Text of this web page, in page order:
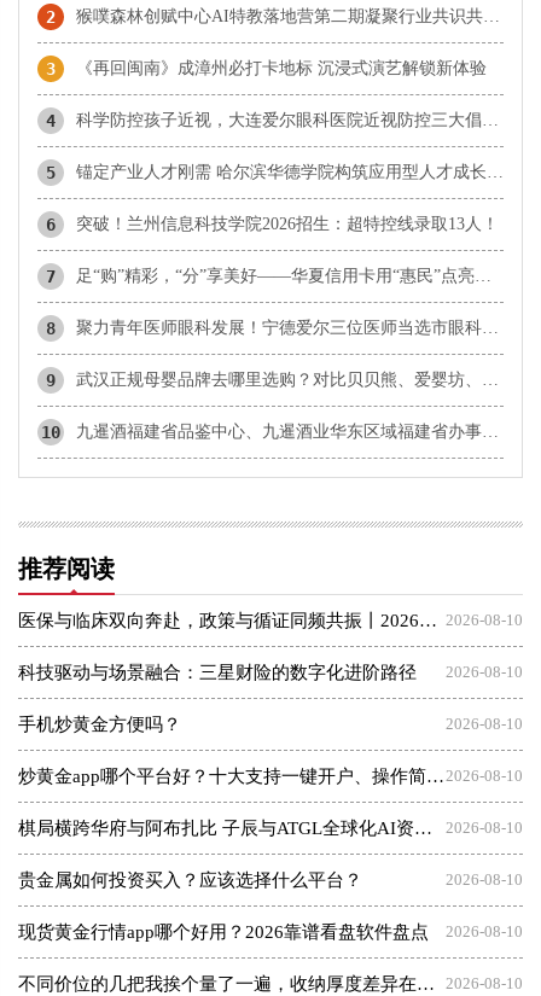
2 猴噗森林创赋中心AI特教落地营第二期凝聚行业共识共建质量新标杆
3 《再回闽南》成漳州必打卡地标 沉浸式演艺解锁新体验
4 科学防控孩子近视，大连爱尔眼科医院近视防控三大倡议发布会
5 锚定产业人才刚需 哈尔滨华德学院构筑应用型人才成长高地
6 突破！兰州信息科技学院2026招生：超特控线录取13人！
7 足“购”精彩，“分”享美好——华夏信用卡用“惠民”点亮夏日消费
8 ​聚力青年医师眼科发展！宁德爱尔三位医师当选市眼科青年学组成员
9 武汉正规母婴品牌去哪里选购？对比贝贝熊、爱婴坊、乐婴等本地品牌与孩子王
10 九暹酒福建省品鉴中心、九暹酒业华东区域福建省办事处：御隆艺术馆
推荐阅读
2026-08-10
医保与临床双向奔赴，政策与循证同频共振丨2026医保新政策下医疗与医保高质量发展交流会圆满落幕，谱写三医协同新篇章
2026-08-10
科技驱动与场景融合：三星财险的数字化进阶路径
2026-08-10
手机炒黄金方便吗？
2026-08-10
炒黄金app哪个平台好？十大支持一键开户、操作简单的交易软件
2026-08-10
​棋局横跨华府与阿布扎比 子辰与ATGL全球化AI资本突围战
2026-08-10
贵金属如何投资买入？应该选择什么平台？
2026-08-10
现货黄金行情app哪个好用？2026靠谱看盘软件盘点
2026-08-10
不同价位的几把我挨个量了一遍，收纳厚度差异在哪（附数据表）